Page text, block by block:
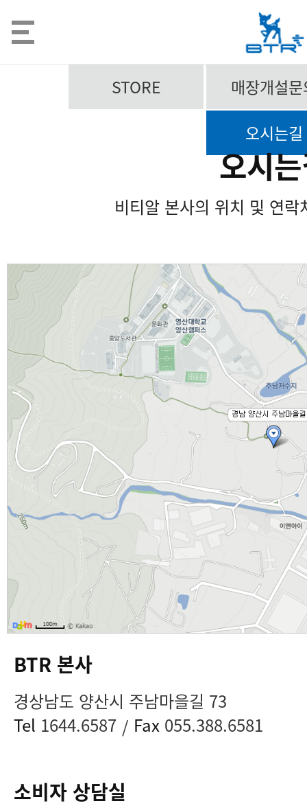
STORE
매장개설
오시는길
오시
비티알 본사의 위치 및 연
BTR 본사
경상남도 양산시 주남마을길 73
Tel 1644.6587 / Fax 055.388.6581
소비자 상담실